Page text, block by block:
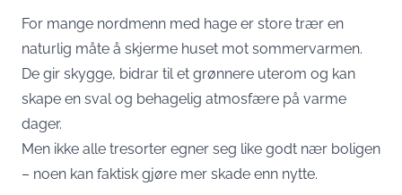
For mange nordmenn med hage er store trær en
naturlig måte å skjerme huset mot sommervarmen.
De gir skygge, bidrar til et grønnere uterom og kan
skape en sval og behagelig atmosfære på varme
dager.
Men ikke alle tresorter egner seg like godt nær boligen
– noen kan faktisk gjøre mer skade enn nytte.